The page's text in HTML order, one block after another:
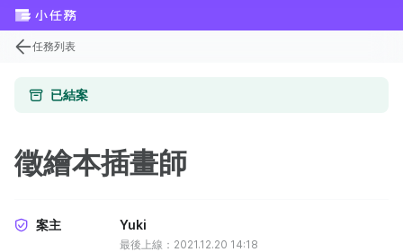
任務列表
已結案
徵繪本插畫師
案主 Yuki
最後上線：2021.12.20 14:18